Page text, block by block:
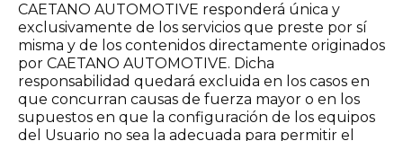
CAETANO AUTOMOTIVE responderá única y
exclusivamente de los servicios que preste por sí
misma y de los contenidos directamente originados
por CAETANO AUTOMOTIVE. Dicha
responsabilidad quedará excluida en los casos en
que concurran causas de fuerza mayor o en los
supuestos en que la configuración de los equipos
del Usuario no sea la adecuada para permitir el